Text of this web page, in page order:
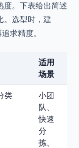
度。下表给出简述
。选型时，建
求精度。
适用
场景
类
小团
队、
快速
分
拣、